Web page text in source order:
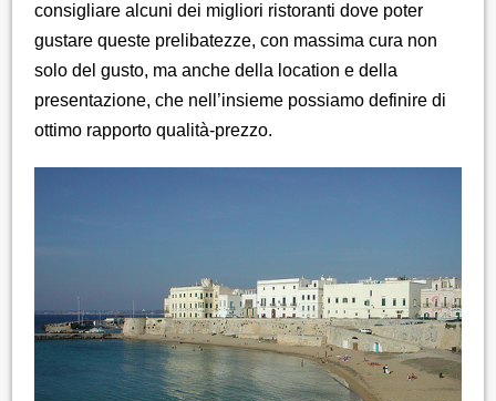
consigliare alcuni dei migliori ristoranti dove poter
gustare queste prelibatezze, con massima cura non
solo del gusto, ma anche della location e della
presentazione, che nell’insieme possiamo definire di
ottimo rapporto qualità-prezzo.